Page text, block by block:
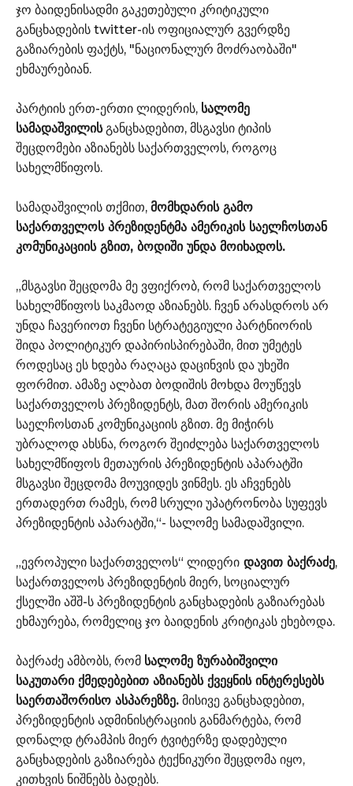
ჯო ბაიდენისადმი გაკეთებული კრიტიკული
განცხადების twitter-ის ოფიციალურ გვერდზე
გაზიარების ფაქტს, "ნაციონალურ მოძრაობაში"
ეხმაურებიან.
პარტიის ერთ-ერთი ლიდერის, სალომე
სამადაშვილისგანცხადებით, მსგავსი ტიპის
შეცდომები აზიანებს საქართველოს, როგოც
სახელმწიფოს.
სამადაშვილის თქმით, მომხდარის გამო
საქართველოს პრეზიდენტმა ამერიკის საელჩოსთან
კომუნიკაციის გზით, ბოდიში უნდა მოიხადოს.
„მსგავსი შეცდომა მე ვფიქრობ, რომ საქართველოს
სახელმწიფოს საკმაოდ აზიანებს. ჩვენ არასდროს არ
უნდა ჩავერიოთ ჩვენი სტრატეგიული პარტნიორის
შიდა პოლიტიკურ დაპირისპირებაში, მით უმეტეს
როდესაც ეს ხდება რაღაცა დაცინვის და უხეში
ფორმით. ამაზე ალბათ ბოდიშის მოხდა მოუწევს
საქართველოს პრეზიდენტს, მათ შორის ამერიკის
საელჩოსთან კომუნიკაციის გზით. მე მიჭირს
უბრალოდ ახსნა, როგორ შეიძლება საქართველოს
სახელმწიფოს მეთაურის პრეზიდენტის აპარატში
მსგავსი შეცდომა მოუვიდეს ვინმეს. ეს აჩვენებს
ერთადერთ რამეს, რომ სრული უპატრონობა სუფევს
პრეზიდენტის აპარატში,“- სალომე სამადაშვილი.
„ევროპული საქართველოს“ ლიდერი დავით ბაქრაძე,
საქართველოს პრეზიდენტის მიერ, სოციალურ
ქსელში აშშ-ს პრეზიდენტის განცხადების გაზიარებას
ეხმაურება, რომელიც ჯო ბაიდენის კრიტიკას ეხებოდა.
ბაქრაძე ამბობს, რომ სალომე ზურაბიშვილი
საკუთარი ქმედებებით აზიანებს ქვეყნის ინტერესებს
საერთაშორისო ასპარეზზე. მისივე განცხადებით,
პრეზიდენტის ადმინისტრაციის განმარტება, რომ
დონალდ ტრამპის მიერ ტვიტერზე დადებული
განცხადების გაზიარება ტექნიკური შეცდომა იყო,
კითხვის ნიშნებს ბადებს.